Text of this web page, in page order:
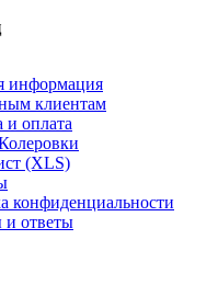
информация
клиентам
и оплата
(XLS)
конфиденциальности
ответы